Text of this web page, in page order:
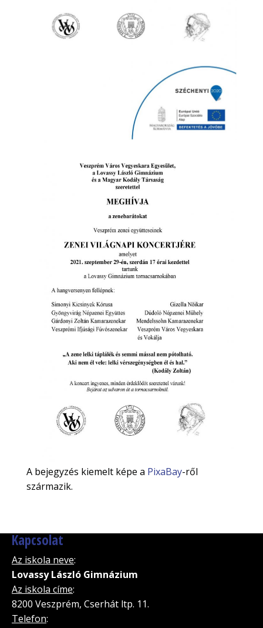
A bejegyzés kiemelt képe a PixaBay-ről
származik.
Kapcsolat
Az iskola neve:
Lovassy László Gimnázium
Az iskola címe:
8200 Veszprém, Cserhát ltp. 11.
Telefon: